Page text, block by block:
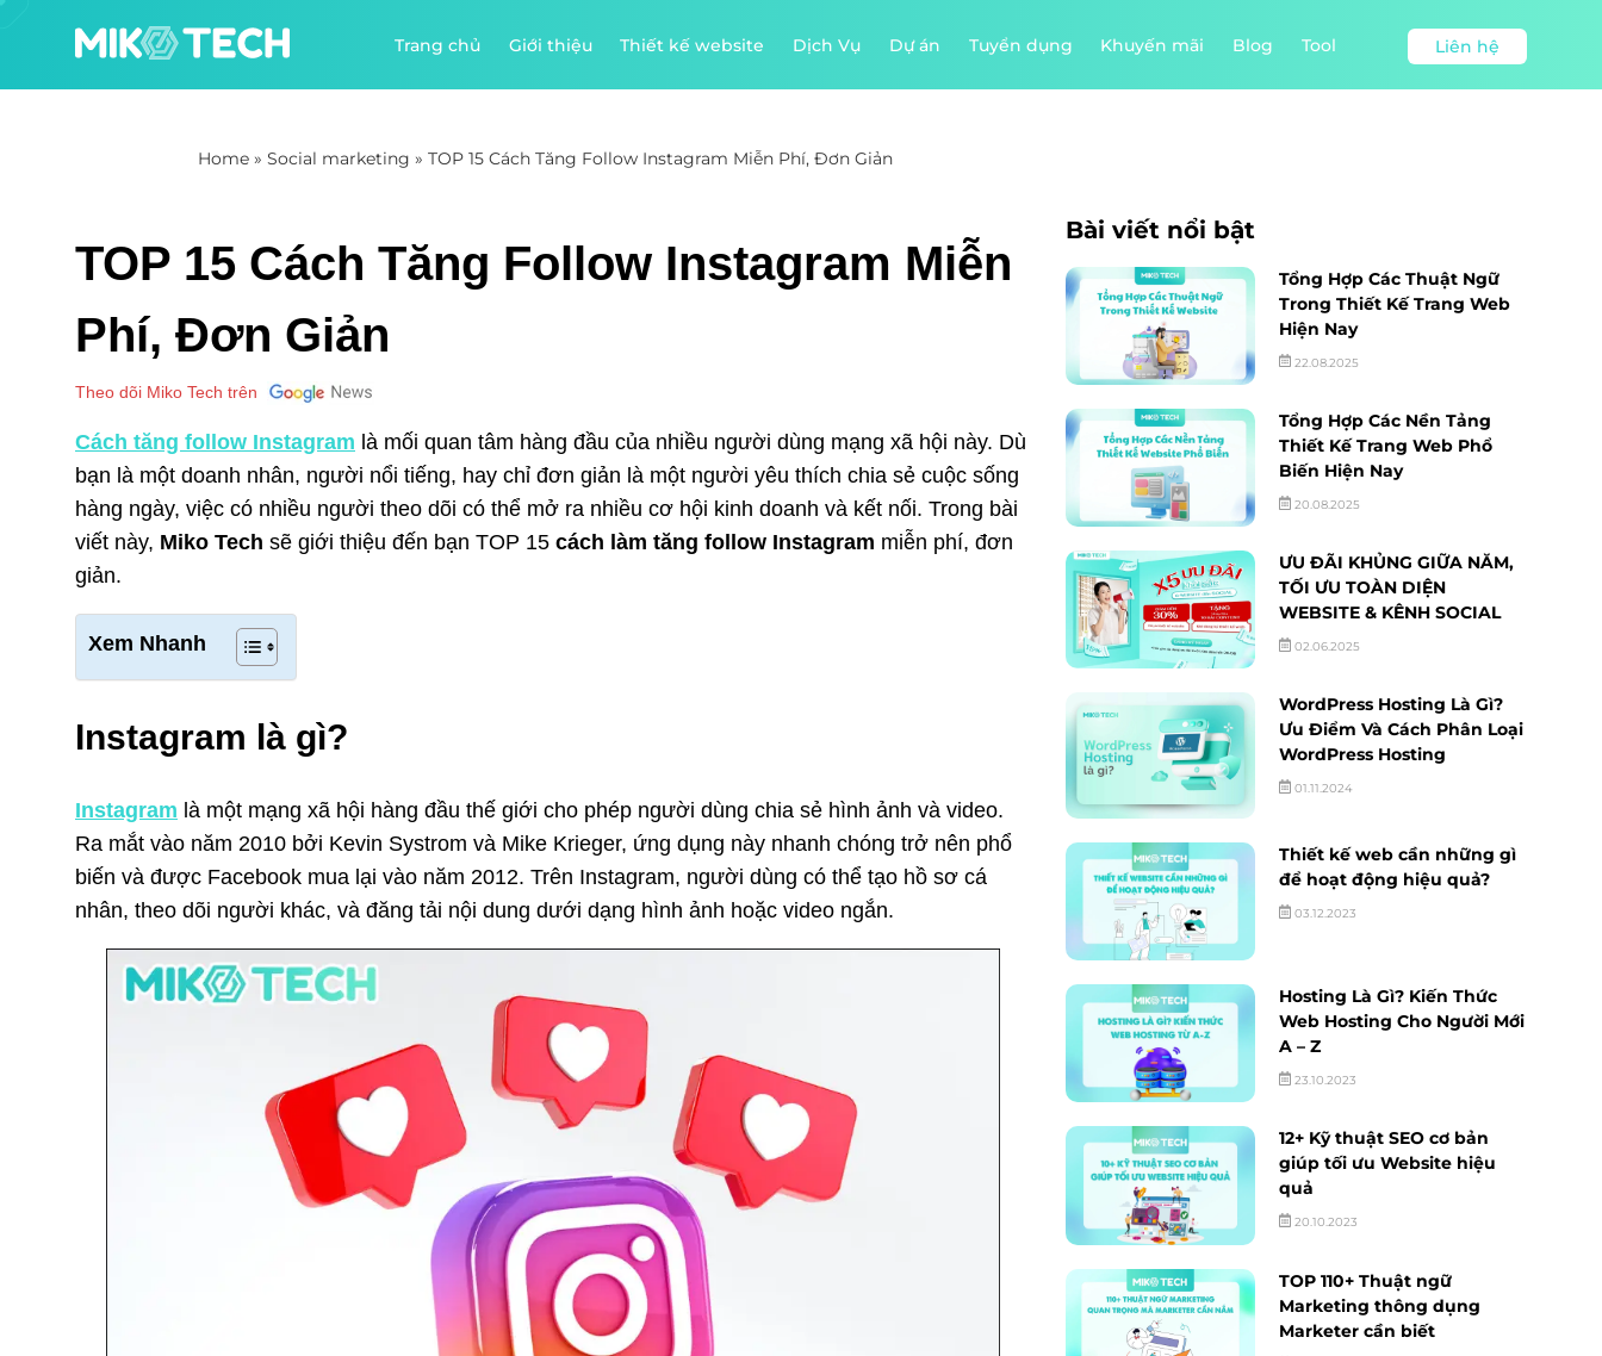
Trang chủ Giới thiệu Thiết kế website Dịch Vụ Dự án Tuyển dụng Khuyến mãi Blog Tool Liên hệ
Home » Social marketing » TOP 15 Cách Tăng Follow Instagram Miễn Phí, Đơn Giản
TOP 15 Cách Tăng Follow Instagram Miễn
Phí, Đơn Giản
Theo dõi Miko Tech trên
Cách tăng follow Instagram là mối quan tâm hàng đầu của nhiều người dùng mạng xã hội này. Dù
bạn là một doanh nhân, người nổi tiếng, hay chỉ đơn giản là một người yêu thích chia sẻ cuộc sống
hàng ngày, việc có nhiều người theo dõi có thể mở ra nhiều cơ hội kinh doanh và kết nối. Trong bài
viết này, Miko Tech sẽ giới thiệu đến bạn TOP 15 cách làm tăng follow Instagram miễn phí, đơn
giản.
Xem Nhanh
Instagram là gì?
Instagram là một mạng xã hội hàng đầu thế giới cho phép người dùng chia sẻ hình ảnh và video.
Ra mắt vào năm 2010 bởi Kevin Systrom và Mike Krieger, ứng dụng này nhanh chóng trở nên phổ
biến và được Facebook mua lại vào năm 2012. Trên Instagram, người dùng có thể tạo hồ sơ cá
nhân, theo dõi người khác, và đăng tải nội dung dưới dạng hình ảnh hoặc video ngắn.
Bài viết nổi bật
Tổng Hợp Các Thuật Ngữ
Trong Thiết Kế Trang Web
Hiện Nay
22.08.2025
Tổng Hợp Các Nền Tảng
Thiết Kế Trang Web Phổ
Biến Hiện Nay
20.08.2025
ƯU ĐÃI KHỦNG GIỮA NĂM,
TỐI ƯU TOÀN DIỆN
WEBSITE & KÊNH SOCIAL
02.06.2025
WordPress Hosting Là Gì?
Ưu Điểm Và Cách Phân Loại
WordPress Hosting
01.11.2024
Thiết kế web cần những gì
để hoạt động hiệu quả?
03.12.2023
Hosting Là Gì? Kiến Thức
Web Hosting Cho Người Mới
A – Z
23.10.2023
12+ Kỹ thuật SEO cơ bản
giúp tối ưu Website hiệu
quả
20.10.2023
TOP 110+ Thuật ngữ
Marketing thông dụng
Marketer cần biết